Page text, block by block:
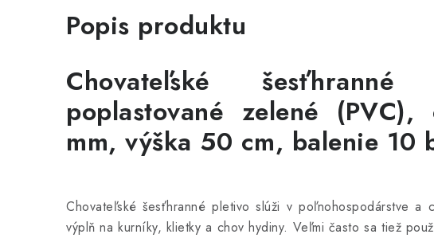
Popis produktu
Chovateľské šesťhranné
poplastované zelené
mm, výška 50 cm, balenie 10
Chovateľské šesťhranné pletivo slúži v poľnohospodárstve a
výplň na kurníky, klietky a chov hydiny. Veľmi často sa tiež